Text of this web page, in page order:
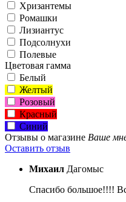
Хризантемы
Ромашки
Лизиантус
Подсолнухи
Полевые
Цветовая гамма
Белый
Желтый
Розовый
Красный
Синий
Отзывы о магазине Ваше
Оставить отзыв
Михаил Дагомыс
Спасибо большое!!!!